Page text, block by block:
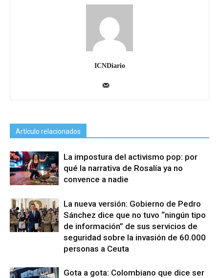
ICNDiario
Artículo relacionados
La impostura del activismo pop: por
qué la narrativa de Rosalía ya no
convence a nadie
La nueva versión: Gobierno de Pedro
Sánchez dice que no tuvo “ningún tipo
de información” de sus servicios de
seguridad sobre la invasión de 60.000
personas a Ceuta
Gota a gota: Colombiano que dice ser